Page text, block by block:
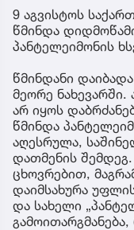
9 აგვისტოს
წმინდა
პანტელეიმონის
წმინდანი
მეორე
არ იყოს
წმინდა
აღესრულა,
დათმენის
ცხოვრებით,
დაიმსახურა
და სახელი